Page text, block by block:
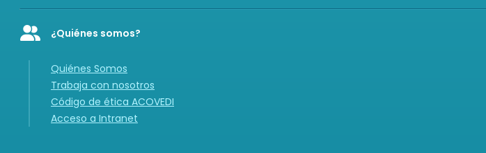
Icon of user-group
¿Quiénes somos?
Quiénes Somos
Trabaja con nosotros
Código de ética ACOVEDI
Acceso a Intranet